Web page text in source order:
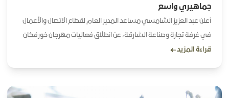
جماهيري واسع
أعلن عبد العزيز الشامسي مساعد المدير العام لقطاع الاتصال والأعمال
في غرفة تجارة وصناعة الشارقة، عن انطلاق فعاليات مهرجان خورفكان
في تطوير إنتاج المانجو.
قراءة المزيد